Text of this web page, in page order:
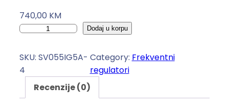
740,00 KM
F
e
k
Dodaj u korpu
SKU: SV055IG5A-
4
Category: Frekventni
regulatori
Recenzije (0)